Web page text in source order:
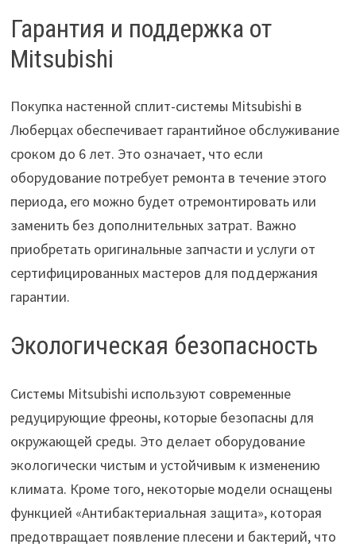
Гарантия и поддержка от
Mitsubishi
Покупка настенной сплит-системы Mitsubishi в
Люберцах обеспечивает гарантийное обслуживание
сроком до 6 лет. Это означает, что если
оборудование потребует ремонта в течение этого
периода, его можно будет отремонтировать или
заменить без дополнительных затрат. Важно
приобретать оригинальные запчасти и услуги от
сертифицированных мастеров для поддержания
гарантии.
Экологическая безопасность
Системы Mitsubishi используют современные
редуцирующие фреоны, которые безопасны для
окружающей среды. Это делает оборудование
экологически чистым и устойчивым к изменению
климата. Кроме того, некоторые модели оснащены
функцией «Антибактериальная защита», которая
предотвращает появление плесени и бактерий, что